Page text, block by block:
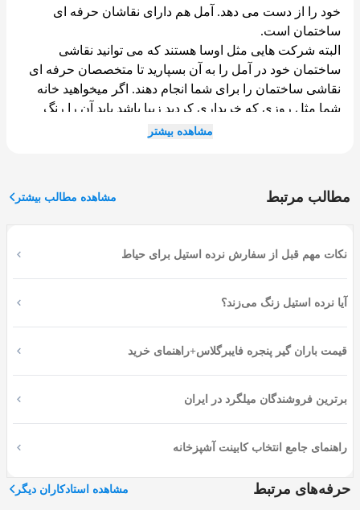
خود را از دست می دهد. آمل هم دارای نقاشان حرفه ای
ساختمان است.
البته شرکت هایی مثل اوسا هستند که می توانید نقاشی
ساختمان خود در آمل را به آن بسپارید تا متخصصان حرفه ای
نقاشی ساختمان را برای شما انجام دهند. اگر میخواهید خانه
شما مثل روزی که خریداری کردید زیبا باشد باید آن را رنگ
آمیزی کنید چون شاید خانه شما به مرور زمان کمرنگ شود یا
استان آمل دارد که با ساختمان مسکونی زیادی در شهرهای
آمل کار کرده است و مطمئن باشید که با یک تیم حرفه ای
های شما بدهند.
چگونه با ما تماس بگیرید؟
بگیرید یا در صورت پاسخگو نبودن به سایت زیر (osssa.co) رفته
و درخواست خود را بصورت آنلاین ثبت کنید تا در کمترین زمان
اهمیت نقاشی ساختمان در آمل
با توجه به موارد گفته شده، نقاشی خانه در شمال از آن جهت
مشاهده بیشتر
مطالب مرتبط مشاهده مطالب بیشتر
نکات مهم قبل از سفارش نرده استیل برای حیاط
آیا نرده استیل زنگ می‌زند؟
قیمت باران گیر پنجره فایبرگلاس+راهنمای خرید
برترین فروشندگان میلگرد در ایران
راهنمای جامع انتخاب کابینت آشپزخانه
حرفه‌های مرتبط مشاهده استادکاران دیگر